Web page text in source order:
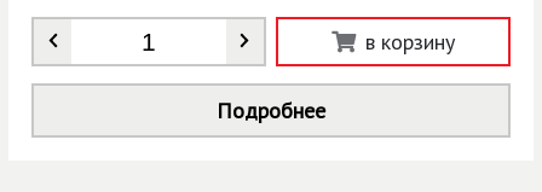
Количество в корзину
Подробнее